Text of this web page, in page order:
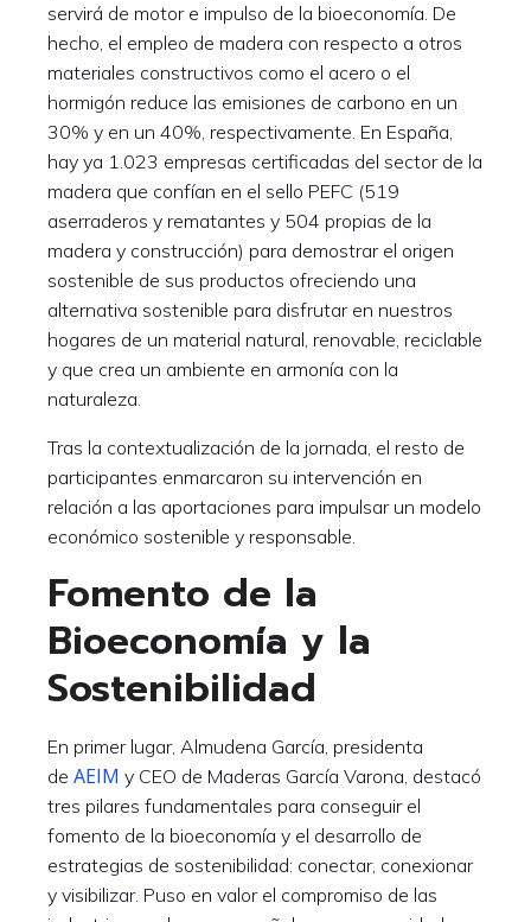
servirá de motor e impulso de la bioeconomía. De
hecho, el empleo de madera con respecto a otros
materiales constructivos como el acero o el
hormigón reduce las emisiones de carbono en un
30% y en un 40%, respectivamente. En España,
hay ya 1.023 empresas certificadas del sector de la
madera que confían en el sello PEFC (519
aserraderos y rematantes y 504 propias de la
madera y construcción) para demostrar el origen
sostenible de sus productos ofreciendo una
alternativa sostenible para disfrutar en nuestros
hogares de un material natural, renovable, reciclable
y que crea un ambiente en armonía con la
naturaleza.
Tras la contextualización de la jornada, el resto de
participantes enmarcaron su intervención en
relación a las aportaciones para impulsar un modelo
económico sostenible y responsable.
Fomento de la
Bioeconomía y la
Sostenibilidad
En primer lugar, Almudena García, presidenta
de AEIM y CEO de Maderas García Varona, destacó
tres pilares fundamentales para conseguir el
fomento de la bioeconomía y el desarrollo de
estrategias de sostenibilidad: conectar, conexionar
y visibilizar. Puso en valor el compromiso de las